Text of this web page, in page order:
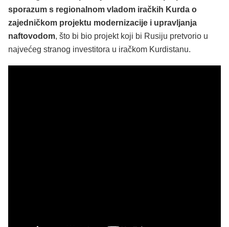
sporazum s regionalnom vladom iračkih Kurda o
zajedničkom projektu modernizacije i upravljanja
naftovodom, što bi bio projekt koji bi Rusiju pretvorio u
najvećeg stranog investitora u iračkom Kurdistanu.